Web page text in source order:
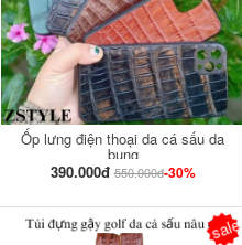
Ốp lưng điện thoại da cá sấu da
bụng
390.000đ 550.000đ-30%
sale